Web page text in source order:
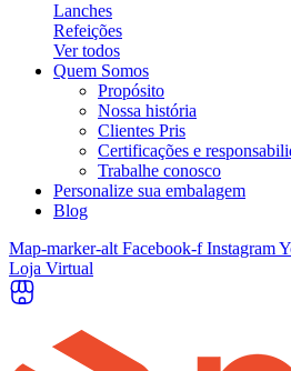
Lanches
Refeições
Ver todos
Quem Somos
Propósito
Nossa história
Clientes Pris
Certificações e
Trabalhe conosco
Personalize sua embalagem
Blog
Map-marker-alt Facebook-f Instagram
Loja Virtual